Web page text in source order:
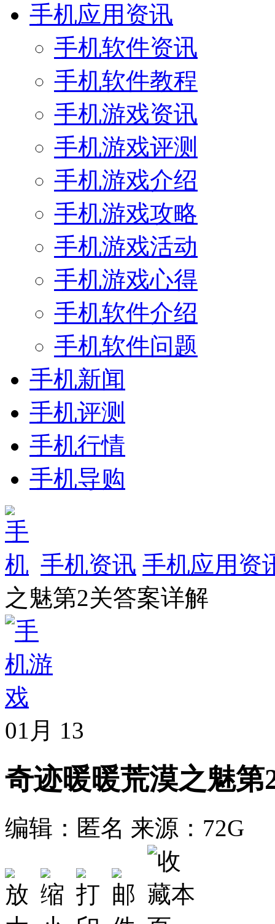
手机应用资讯
手机软件资讯
手机软件教程
手机游戏资讯
手机游戏评测
手机游戏介绍
手机游戏攻略
手机游戏活动
手机游戏心得
手机软件介绍
手机软件问题
手机新闻
手机评测
手机行情
手机导购
手机资讯 手机应用资
之魅第2关答案详解
01月 13
奇迹暖暖荒漠之魅第
编辑：匿名 来源：72G